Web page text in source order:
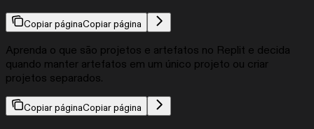
Copiar páginaCopiar página
Aprenda o que são projetos e artefatos no Replit e decida
quando manter artefatos em um único projeto ou criar
projetos separados.
Copiar páginaCopiar página